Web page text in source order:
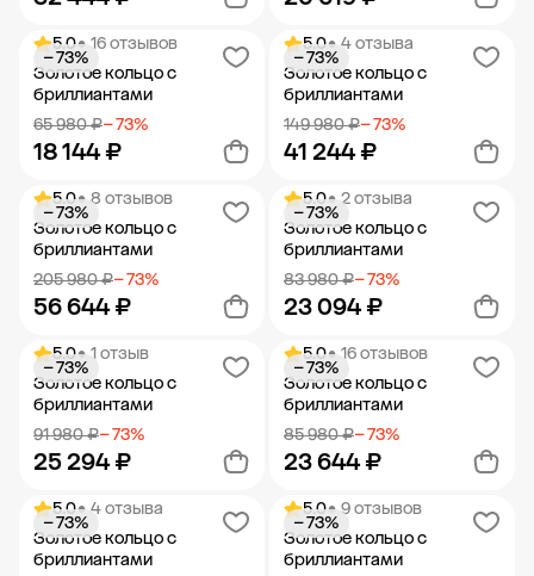
Добавить в корзину Добавить в корзину
5.0• 16 отзывов
Золотое кольцо с
бриллиантами
65 980 ₽− 73%
18 144 ₽
− 73%
Добавить в корзину
5.0• 4 отзыва
Золотое кольцо с
бриллиантами
149 980 ₽− 73%
41 244 ₽
− 73%
Добавить в корзину
5.0• 8 отзывов
Золотое кольцо с
бриллиантами
205 980 ₽− 73%
56 644 ₽
− 73%
Добавить в корзину
5.0• 2 отзыва
Золотое кольцо с
бриллиантами
83 980 ₽− 73%
23 094 ₽
− 73%
Добавить в корзину
5.0• 1 отзыв
Золотое кольцо с
бриллиантами
91 980 ₽− 73%
25 294 ₽
− 73%
Добавить в корзину
5.0• 16 отзывов
Золотое кольцо с
бриллиантами
85 980 ₽− 73%
23 644 ₽
− 73%
Добавить в корзину
5.0• 4 отзыва
Золотое кольцо с
бриллиантами
− 73%
5.0• 9 отзывов
Золотое кольцо с
бриллиантами
− 73%